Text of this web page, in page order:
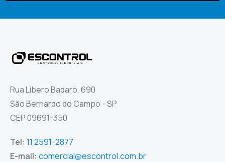
Rua Libero Badaró, 690
São Bernardo do Campo - SP
CEP 09691-350
Tel: 11 2591-2877
E-mail: comercial@escontrol.com.br